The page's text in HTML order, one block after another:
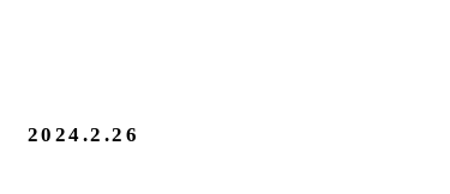
2024.2.26